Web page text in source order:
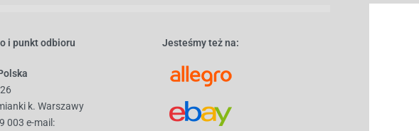
i punkt odbioru
k. Warszawy
003 e-mail:
Jesteśmy też na: